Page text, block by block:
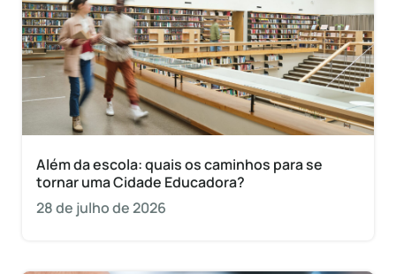
Além da escola: quais os caminhos para se
tornar uma Cidade Educadora?
28 de julho de 2026